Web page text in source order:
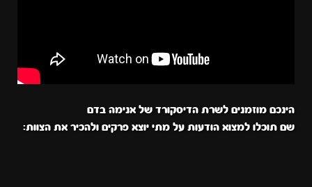
הינכם מוזמנים לשרת הדיסקורד של אנימה בדם
שם תוכלו למצוא הודעות על מתי יוצא פרקים ולהכיר את הצוות: